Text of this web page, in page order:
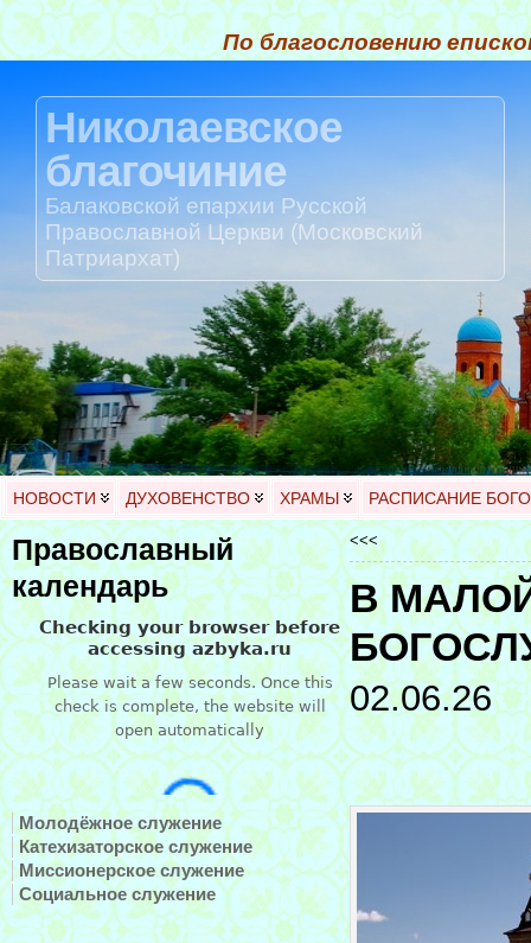
По благословению
Николаевское
благочиние
Балаковской епархии Русской
Православной Церкви (Московский
Патриархат)
НОВОСТИ ДУХОВЕНСТВО ХРАМЫ РАСПИСАНИЕ
Православный
календарь
Молодёжное служение
Катехизаторское служение
Миссионерское служение
Социальное служение
<<<
В
02.06.26